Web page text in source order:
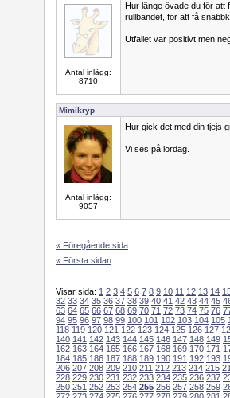
Antal inlägg:
8710
Hur länge övade du för att
rullbandet, för att få
Utfallet var positivt men
Mimikryp
Antal inlägg:
9057
Hur gick det med din tjejs
Vi ses på lördag.
« Föregående sida
« Första sidan
Visar sida: 1 2 3 4 5 6 7 8 9 10 11 12 13 14
32 33 34 35 36 37 38 39 40 41 42 43 44 45
63 64 65 66 67 68 69 70 71 72 73 74 75 76
94 95 96 97 98 99 100 101 102 103 104 105
118 119 120 121 122 123 124 125 126 127
140 141 142 143 144 145 146 147 148 149
162 163 164 165 166 167 168 169 170 171
184 185 186 187 188 189 190 191 192 193
206 207 208 209 210 211 212 213 214 215
228 229 230 231 232 233 234 235 236 237
250 251 252 253 254 255 256 257 258 259